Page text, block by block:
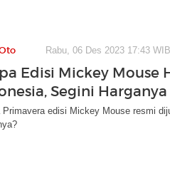
Rabu, 06 Des 2023 17:43 WIB
Edisi Mickey Mouse
Segini Harganya
Primavera edisi Mickey Mouse resmi